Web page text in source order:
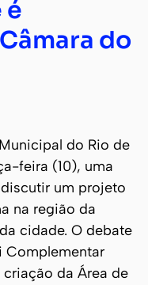
é
do
do Rio de
feira (10), uma
um projeto
na região da
cidade. O debate
Complementar
da Área de